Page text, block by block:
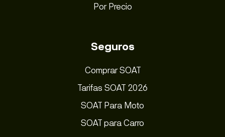
Por Precio
Seguros
Comprar SOAT
Tarifas SOAT 2026
SOAT Para Moto
SOAT para Carro